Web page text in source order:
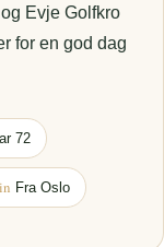
Evje Golfkro
for en god dag
72
Fra Oslo